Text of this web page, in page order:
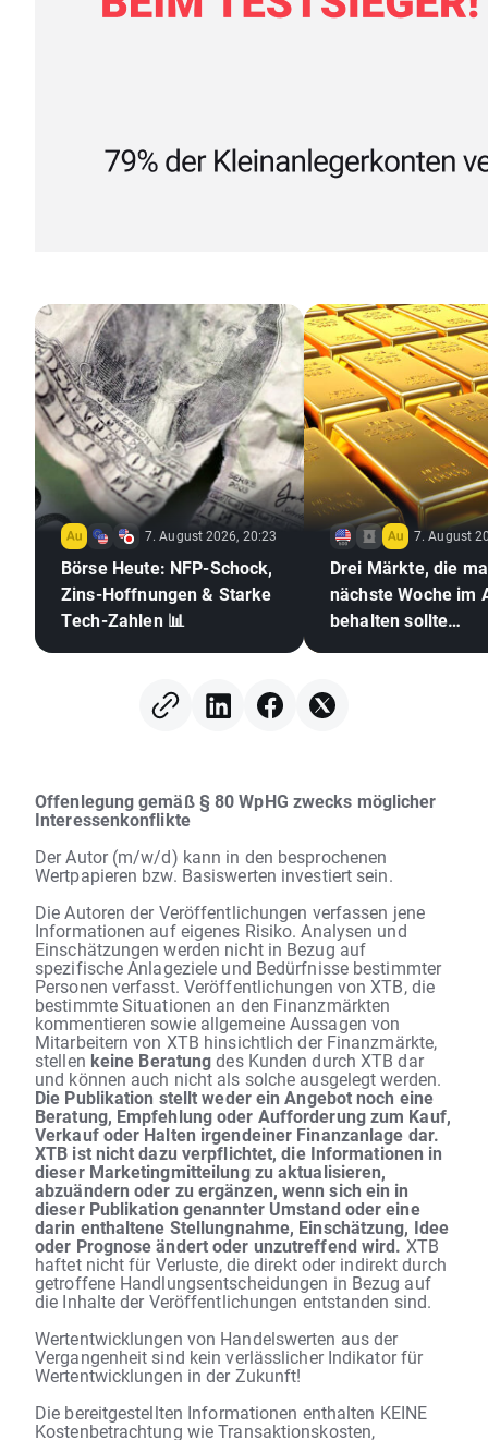
7. August 2026, 20:23
Börse Heute: NFP-Schock,
Zins-Hoffnungen & Starke
Tech-Zahlen 📊
7. August
Drei Märkte, die
nächste Woche im
behalten sollte
Offenlegung gemäß § 80 WpHG zwecks möglicher
Interessenkonflikte
Der Autor (m/w/d) kann in den besprochenen
Wertpapieren bzw. Basiswerten investiert sein.
Die Autoren der Veröffentlichungen verfassen jene
Informationen auf eigenes Risiko. Analysen und
Einschätzungen werden nicht in Bezug auf
spezifische Anlageziele und Bedürfnisse bestimmter
Personen verfasst. Veröffentlichungen von XTB, die
bestimmte Situationen an den Finanzmärkten
kommentieren sowie allgemeine Aussagen von
Mitarbeitern von XTB hinsichtlich der Finanzmärkte,
stellen keine Beratungdes Kunden durch XTB dar
und können auch nicht als solche ausgelegt werden.
Die Publikation stellt weder ein Angebot noch eine
Beratung, Empfehlung oder Aufforderung zum Kauf,
Verkauf oder Halten irgendeiner Finanzanlage dar.
XTB ist nicht dazu verpflichtet, die Informationen in
dieser Marketingmitteilung zu aktualisieren,
abzuändern oder zu ergänzen, wenn sich ein in
dieser Publikation genannter Umstand oder eine
darin enthaltene Stellungnahme, Einschätzung, Idee
oder Prognose ändert oder unzutreffend wird.XTB
haftet nicht für Verluste, die direkt oder indirekt durch
getroffene Handlungsentscheidungen in Bezug auf
die Inhalte der Veröffentlichungen entstanden sind.
Wertentwicklungen von Handelswerten aus der
Vergangenheit sind kein verlässlicher Indikator für
Wertentwicklungen in der Zukunft!
Die bereitgestellten Informationen enthalten KEINE
Kostenbetrachtung wie Transaktionskosten,